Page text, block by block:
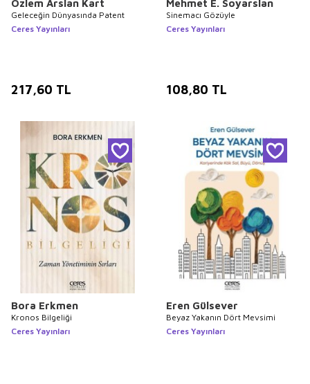
Özlem Arslan Kart
Geleceğin Dünyasında Patent
Ceres Yayınları
217,60 TL
Mehmet E. Soyarslan
Sinemacı Gözüyle
Ceres Yayınları
108,80 TL
Bora Erkmen
Kronos Bilgeliği
Ceres Yayınları
Eren Gülsever
Beyaz Yakanın Dört Mevsimi
Ceres Yayınları